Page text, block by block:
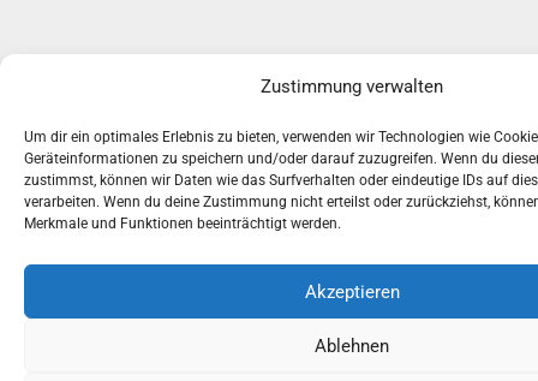
Zustimmung verwalten
Um dir ein optimales Erlebnis zu bieten, verwenden wir Technologien wie
Geräteinformationen zu speichern und/oder darauf zuzugreifen. Wenn du
zustimmst, können wir Daten wie das Surfverhalten oder eindeutige IDs auf
verarbeiten. Wenn du deine Zustimmung nicht erteilst oder zurückziehst,
Merkmale und Funktionen beeinträchtigt werden.
Akzeptieren
Ablehnen